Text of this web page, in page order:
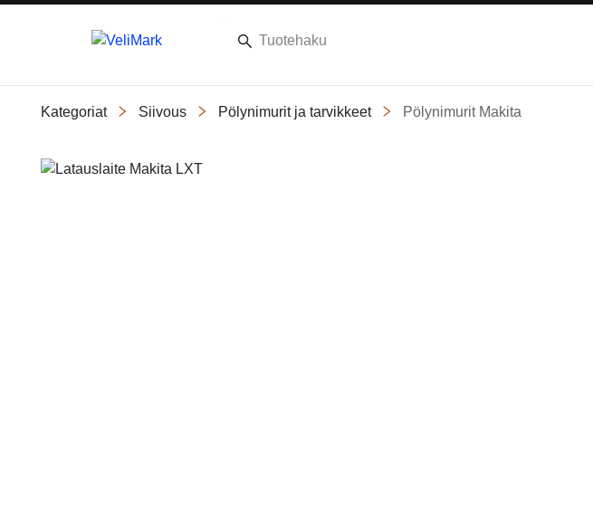
Kategoriat Siivous Pölynimurit ja tarvikkeet Pölynimurit Makita
Slide 1 of 1